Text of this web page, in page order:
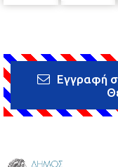
Εγγραφή